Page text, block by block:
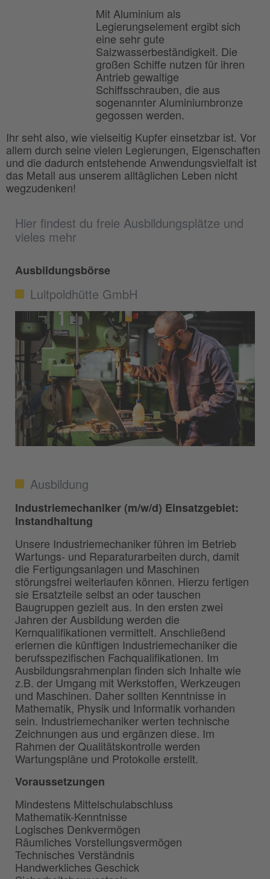
Hier findest du freie Ausbildungsplätze und
vieles mehr
Ausbildungsbörse
Luitpoldhütte GmbH
Ausbildung
Industriemechaniker (m/w/d) Einsatzgebiet:
Instandhaltung
Unsere Industriemechaniker führen im Betrieb
Wartungs- und Reparaturarbeiten durch, damit
die Fertigungsanlagen und Maschinen
störungsfrei weiterlaufen können. Hierzu fertigen
sie Ersatzteile selbst an oder tauschen
Baugruppen gezielt aus. In den ersten zwei
Jahren der Ausbildung werden die
Kernqualifikationen vermittelt. Anschließend
erlernen die künftigen Industriemechaniker die
berufsspezifischen Fachqualifikationen. Im
Ausbildungsrahmenplan finden sich Inhalte wie
z.B. der Umgang mit Werkstoffen, Werkzeugen
und Maschinen. Daher sollten Kenntnisse in
Mathematik, Physik und Informatik vorhanden
sein. Industriemechaniker werten technische
Zeichnungen aus und ergänzen diese. Im
Rahmen der Qualitätskontrolle werden
Wartungspläne und Protokolle erstellt.
Voraussetzungen
Mindestens Mittelschulabschluss
Mathematik-Kenntnisse
Logisches Denkvermögen
Räumliches Vorstellungsvermögen
Technisches Verständnis
Handwerkliches Geschick
Mit Aluminium als
Legierungselement ergibt sich
eine sehr gute
Salzwasserbeständigkeit. Die
großen Schiffe nutzen für ihren
Antrieb gewaltige
Schiffsschrauben, die aus
sogenannter Aluminiumbronze
gegossen werden.
Ihr seht also, wie vielseitig Kupfer einsetzbar ist. Vor
allem durch seine vielen Legierungen, Eigenschaften
und die dadurch entstehende Anwendungsvielfalt ist
das Metall aus unserem alltäglichen Leben nicht
wegzudenken!